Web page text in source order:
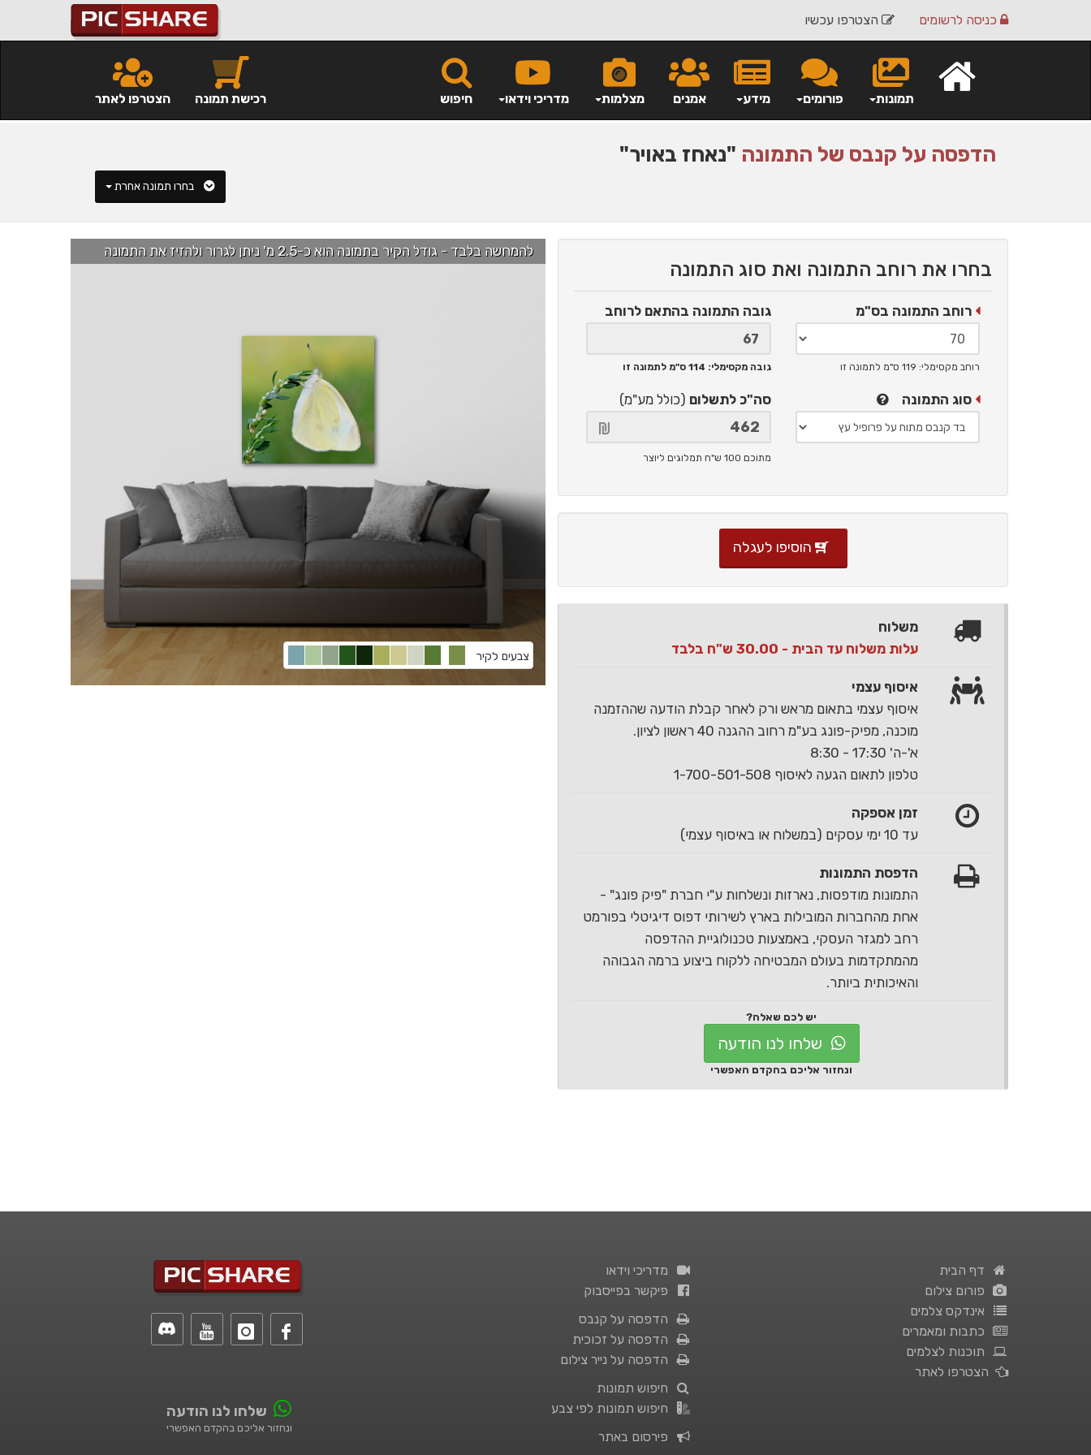
הצטרפו עכשיו כניסה לרשומים
חיפוש מדריכי וידאו מצלמות אמנים מידע פורומים תמונות הצטרפו לאתר רכישת תמונה
הדפסה על קנבס של התמונה "נאחז באויר"
להמחשה בלבד - גודל הקיר בתמונה הוא כ-2.5 מ' ניתן לגרור ולהזיז את התמונה
צבעים לקיר
בחרו את רוחב התמונה ואת סוג התמונה
רוחב התמונה בס"מ
רוחב מקסימלי: 119 ס"מ לתמונה זו
גובה התמונה בהתאם לרוחב
גובה מקסימלי: 114 ס"מ לתמונה זו
סוג התמונה סה"כ לתשלום (כולל מע"מ)
מתוכם 100 ש"ח תמלוגים ליוצר
הוסיפו לעגלה
משלוח
עלות משלוח עד הבית - 30.00 ש"ח בלבד
איסוף עצמי
איסוף עצמי בתאום מראש ורק לאחר קבלת הודעה שההזמנה
מוכנה, מפיק-פונג בע"מ רחוב ההגנה 40 ראשון לציון.
א'-ה' 17:30 - 8:30
טלפון לתאום הגעה לאיסוף 1-700-501-508
זמן אספקה
עד 10 ימי עסקים (במשלוח או באיסוף עצמי)
הדפסת התמונות
התמונות מודפסות, נארזות ונשלחות ע"י חברת "פיק פונג" -
אחת מהחברות המובילות בארץ לשירותי דפוס דיגיטלי בפורמט
רחב למגזר העסקי, באמצעות טכנולוגיית ההדפסה
מהמתקדמות בעולם המבטיחה ללקוח ביצוע ברמה הגבוהה
והאיכותית ביותר.
יש לכם שאלה?
שלחו לנו הודעה
ונחזור אליכם בהקדם האפשרי
שלחו לנו הודעה
ונחזור אליכם בהקדם האפשרי
מדריכי וידאו
פיקשר בפייסבוק
הדפסה על קנבס
הדפסה על זכוכית
הדפסה על נייר צילום
חיפוש תמונות
חיפוש תמונות לפי צבע
פירסום באתר
דף הבית
פורום צילום
אינדקס צלמים
כתבות ומאמרים
תוכנות לצלמים
הצטרפו לאתר